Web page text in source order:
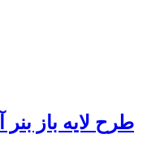
طرح لایه باز